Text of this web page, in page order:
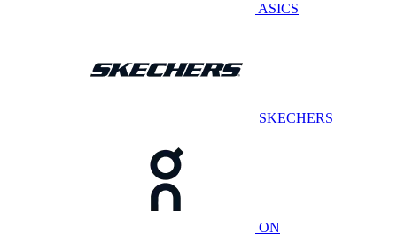
ASICS
SKECHERS
ON